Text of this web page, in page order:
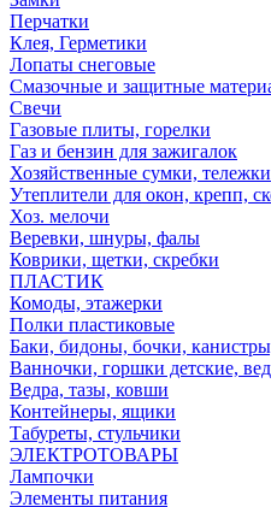
Перчатки
Клея, Герметики
Лопаты снеговые
Смазочные и защитные
Свечи
Газовые плиты, горелки
Газ и бензин для зажигалок
Хозяйственные сумки, тележки
Утеплители для окон, крепп,
Хоз. мелочи
Веревки, шнуры, фалы
Коврики, щетки, скребки
ПЛАСТИК
Комоды, этажерки
Полки пластиковые
Баки, бидоны, бочки,
Ванночки, горшки детские,
Ведра, тазы, ковши
Контейнеры, ящики
Табуреты, стульчики
ЭЛЕКТРОТОВАРЫ
Лампочки
Элементы питания